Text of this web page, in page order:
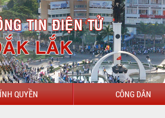
QUYỀN CÔNG DÂN